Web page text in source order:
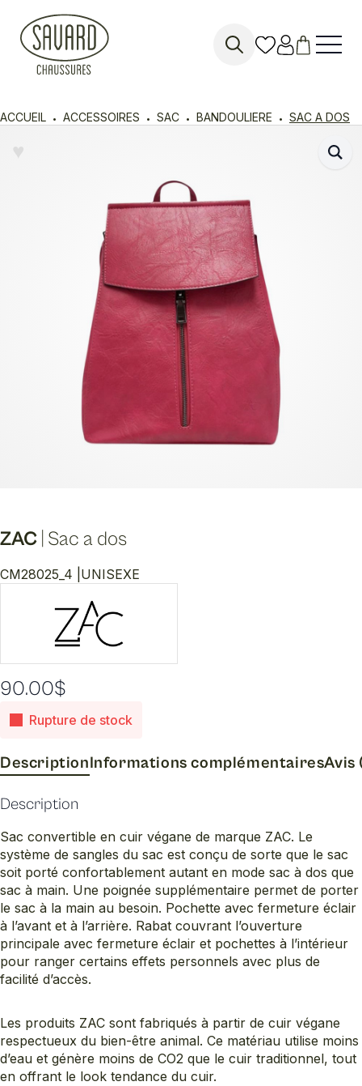
ACCUEIL ACCESSOIRES SAC BANDOULIERE SAC A DOS
ZAC Sac a dos
CM28025_4 | UNISEXE
90.00$
Rupture de stock
DescriptionInformations complémentairesAvis
Description
Sac convertible en cuir végane de marque ZAC. Le
système de sangles du sac est conçu de sorte que le sac
soit porté confortablement autant en mode sac à dos que
sac à main. Une poignée supplémentaire permet de porter
le sac à la main au besoin. Pochette avec fermeture éclair
à l’avant et à l’arrière. Rabat couvrant l’ouverture
principale avec fermeture éclair et pochettes à l’intérieur
pour ranger certains effets personnels avec plus de
facilité d’accès.
Les produits ZAC sont fabriqués à partir de cuir végane
respectueux du bien-être animal. Ce matériau utilise moins
d’eau et génère moins de CO2 que le cuir traditionnel, tout
en offrant le look tendance du cuir.